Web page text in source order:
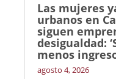
Las mujeres
urbanos en
siguen
desigualdad:
menos
agosto 4, 2026